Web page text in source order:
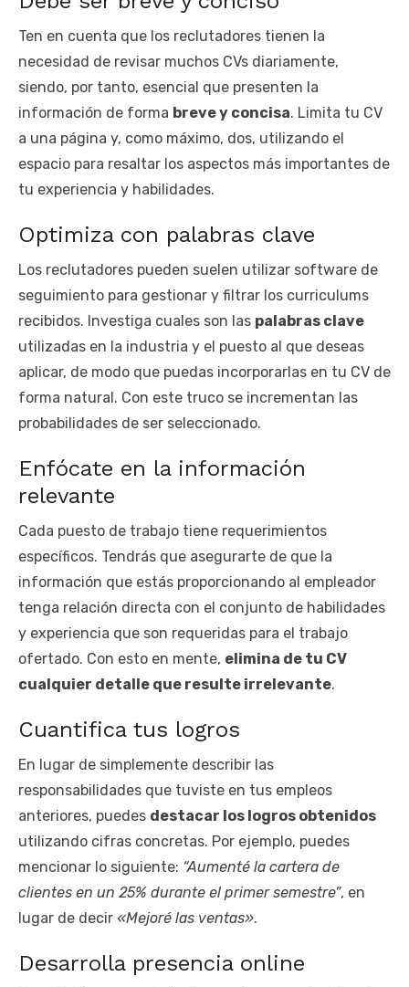
Ten en cuenta que los reclutadores tienen la
necesidad de revisar muchos CVs diariamente,
siendo, por tanto, esencial que presenten la
información de forma breve y concisa. Limita tu CV
a una página y, como máximo, dos, utilizando el
espacio para resaltar los aspectos más importantes de
tu experiencia y habilidades.
Optimiza con palabras clave
Los reclutadores pueden suelen utilizar software de
seguimiento para gestionar y filtrar los curriculums
recibidos. Investiga cuales son las palabras clave
utilizadas en la industria y el puesto al que deseas
aplicar, de modo que puedas incorporarlas en tu CV de
forma natural. Con este truco se incrementan las
probabilidades de ser seleccionado.
Enfócate en la información
relevante
Cada puesto de trabajo tiene requerimientos
específicos. Tendrás que asegurarte de que la
información que estás proporcionando al empleador
tenga relación directa con el conjunto de habilidades
y experiencia que son requeridas para el trabajo
ofertado. Con esto en mente, elimina de tu CV
cualquier detalle que resulte irrelevante.
Cuantifica tus logros
En lugar de simplemente describir las
responsabilidades que tuviste en tus empleos
anteriores, puedes destacar los logros obtenidos
utilizando cifras concretas. Por ejemplo, puedes
mencionar lo siguiente: “Aumenté la cartera de
clientes en un 25% durante el primer semestre”, en
lugar de decir «Mejoré las ventas».
Desarrolla presencia online